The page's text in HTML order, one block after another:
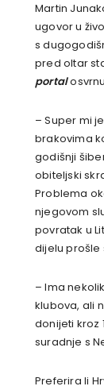
Martin
ugovor u
s
pred oltar
portal
– Super mi
brakovima
godišnji
obiteljski
Problema
njegovom
povratak u
dijelu prošle
– Ima
klubova, ali
donijeti kroz
suradnje s
Preferira li